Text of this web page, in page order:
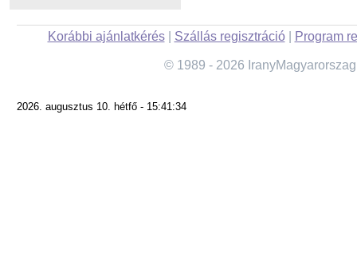
Korábbi ajánlatkérés| Szállás regisztráció| Program
© 1989 - 2026
2026. augusztus 10. hétfő - 15:41:34